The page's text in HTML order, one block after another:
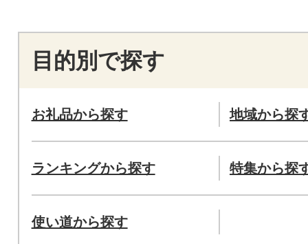
目的別で探す
お礼品から探す 地域から探
ランキングから探す 特集から探
使い道から探す